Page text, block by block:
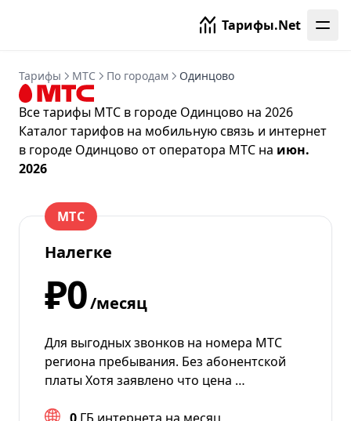
Тарифы.Net
Тарифы МТС По городам Одинцово
Все тарифы МТС в городе Одинцово на 2026
Каталог тарифов на мобильную связь и интернет
в городе Одинцово отоператора МТС на июн.
2026
МТС
Налегке
₽0/месяц
Для выгодных звонков на номера МТС
региона пребывания. Без абонентской
платы Хотя заявлено что цена …